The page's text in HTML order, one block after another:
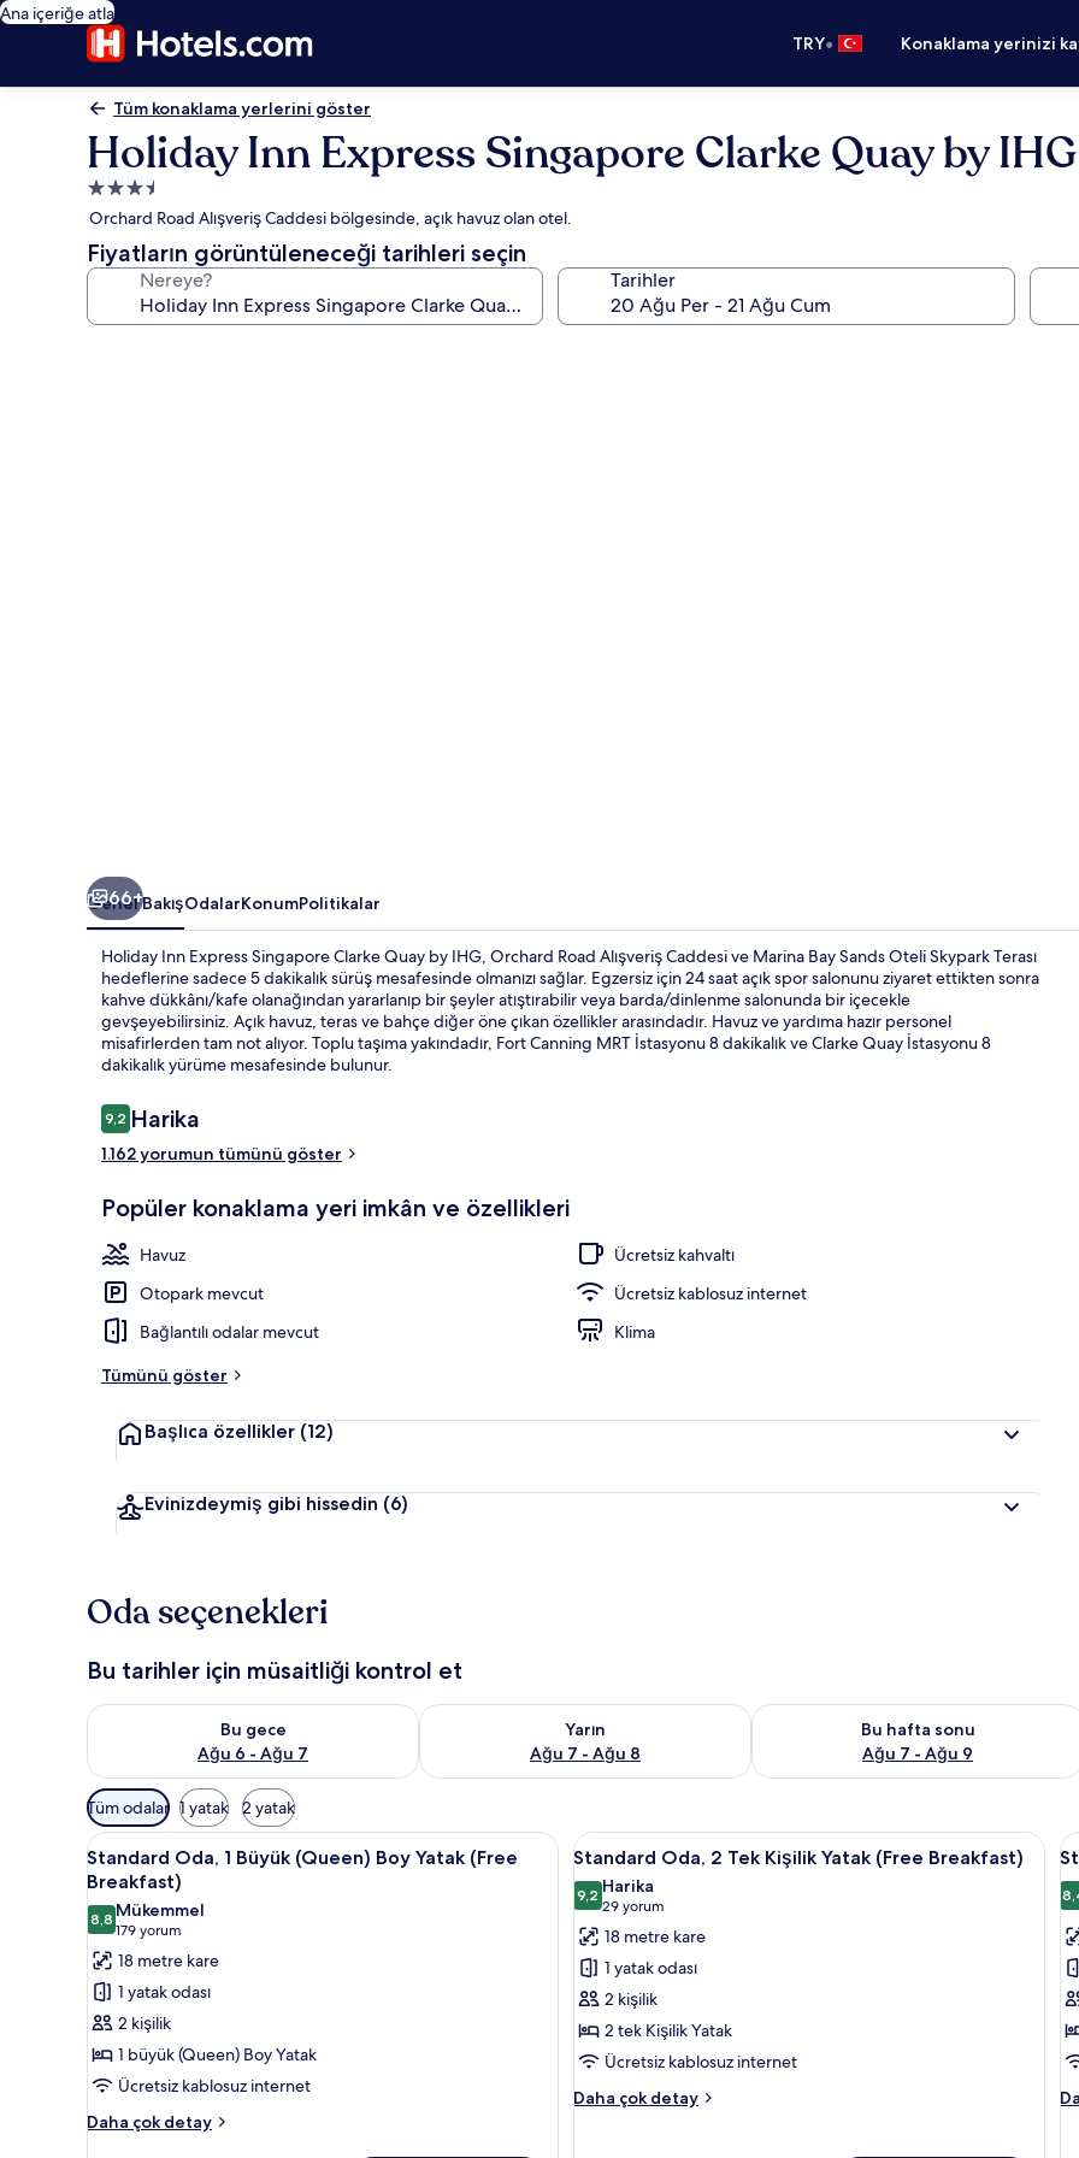
Ana içeriğe atla
TRY• Konaklama yerinizi
Tüm konaklama yerlerini göster
Holiday Inn Express Singapore Clarke Quay by IHG
3.5
yıldızlı
konaklama
yeri
Orchard Road Alışveriş Caddesi bölgesinde, açık havuz olan otel.
Fiyatların görüntüleneceği tarihleri seçin
Nereye? Tarihler
66+
Genel BakışOdalarKonumPolitikalar
Holiday Inn Express Singapore Clarke Quay by IHG, Orchard Road Alışveriş Caddesi ve Marina Bay Sands Oteli Skypark Terası
hedeflerine sadece 5 dakikalık sürüş mesafesinde olmanızı sağlar. Egzersiz için 24 saat açık spor salonunu ziyaret ettikten sonra
kahve dükkânı/kafe olanağından yararlanıp bir şeyler atıştırabilir veya barda/dinlenme salonunda bir içecekle
gevşeyebilirsiniz. Açık havuz, teras ve bahçe diğer öne çıkan özellikler arasındadır. Havuz ve yardıma hazır personel
misafirlerden tam not alıyor. Toplu taşıma yakındadır, Fort Canning MRT İstasyonu 8 dakikalık ve Clarke Quay İstasyonu 8
dakikalık yürüme mesafesinde bulunur.
Yorumlar
9,29,2/10
Harika
1.162 yorumun tümünü göster
Popüler konaklama yeri imkân ve özellikleri
Havuz
Ücretsiz kahvaltı
Otopark mevcut
Ücretsiz kablosuz internet
Bağlantılı odalar mevcut
Klima
Tümünü göster
Başlıca özellikler (12)
Evinizdeymiş gibi hissedin (6)
Oda seçenekleri
Bu tarihler için müsaitliği kontrol et
Bu gece
Ağu 6 - Ağu 7
Bu gece için müsaitliği kontrol et Ağu 6 - Ağu 7
Yarın
Ağu 7 - Ağu 8
Yarın için müsaitliği kontrol et Ağu 7 - Ağu 8
Bu hafta sonu
Ağu 7 - Ağu 9
Bu hafta sonu için müsaitliği kontrol
Odalar
için
mevcut
filtreler
Tüm odalar 1 yatak 2 yatak
Standard
Oda,
1
Büyük
(Queen)
Boy
Yatak
(Free
Breakfast)
için
tüm
Kaliteli yatak takımı, yastık yüzeyli yatak, odada kasa, masa
6
Standard Oda, 1 Büyük (Queen) Boy Yatak (Free
Breakfast)
8,88,8 / 10
Mükemmel
179 yorum
(179
yorum)
18 metre kare
1 yatak odası
2 kişilik
1 büyük (Queen) Boy Yatak
Ücretsiz kablosuz internet
Daha çok detay
Standard
Standard
Oda,
2
Tek
Kişilik
Yatak
(Free
Breakfast)
için
tüm
Kaliteli yatak takımı, yastık yüzeyli
5
Standard Oda, 2 Tek Kişilik Yatak (Free Breakfast)
9,29,2 / 10
Harika
29 yorum
(29
yorum)
18 metre kare
1 yatak odası
2 kişilik
2 tek Kişilik Yatak
Ücretsiz kablosuz internet
Daha çok detay
Standard